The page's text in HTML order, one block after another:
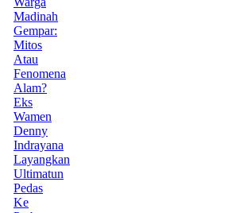
Madinah
Gempar:
Mitos
Atau
Fenomena
Alam?
Eks
Wamen
Denny
Indrayana
Layangkan
Ultimatun
Pedas
Ke